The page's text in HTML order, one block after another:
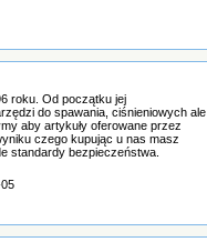
roku. Od początku jej
do spawania, ciśnieniowych ale
aby artykuły oferowane przez
czego kupując u nas masz
standardy bezpieczeństwa.